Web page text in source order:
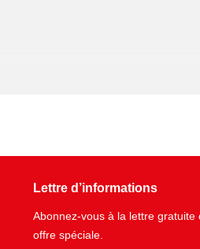
Lettre d’informations
Abonnez-vous à la lettre gratuite
offre spéciale.